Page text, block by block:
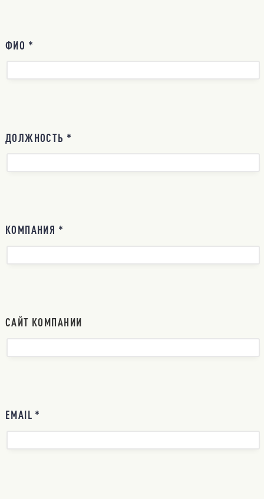
ФИО *
ДОЛЖНОСТЬ *
КОМПАНИЯ *
САЙТ КОМПАНИИ
EMAIL *